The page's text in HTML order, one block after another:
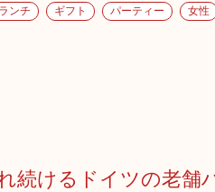
ランチ ギフト パーティー 女性
続けるドイツの老舗